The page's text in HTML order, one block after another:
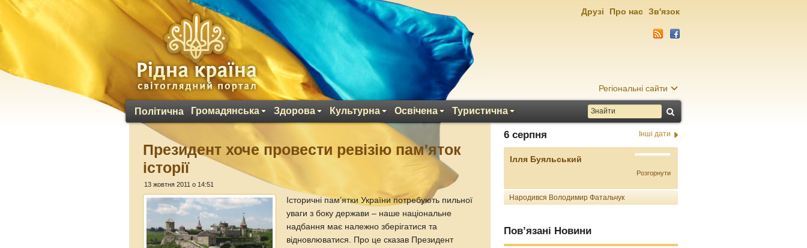
Регіональні сайти
Політична Громадянська Здорова Культурна Освічена Туристична
Друзі Про нас Зв'язок
Президент хоче провести ревізію пам'яток
історії
13 жовтня 2011 о 14:51
Історичні пам’ятки України потребують пильної
уваги з боку держави – наше національне
надбання має належно зберігатися та
відновлюватися. Про це сказав Президент
6 серпня Інші дати
Ілля Буяльський
Розгорнути
Народився Володимир Фатальчук
Пов’язані Новини